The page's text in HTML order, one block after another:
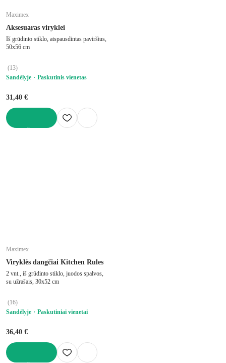
Maximex
Aksesuaras viryklei
Iš grūdinto stiklo, atspausdintas paviršius,
50x56 cm
(13)
Sandėlyje
Paskutinis vienetas
31,40 €
Maximex
Viryklės dangčiai Kitchen Rules
2 vnt., iš grūdinto stiklo, juodos spalvos,
su užrašais, 30x52 cm
(16)
Sandėlyje
Paskutiniai vienetai
36,40 €